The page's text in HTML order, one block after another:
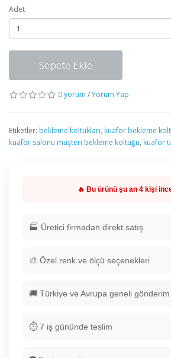
Adet
Sepete Ekle
0 yorum /Yorum Yap
Etiketler: bekleme koltukları, kuaför bekleme
kuaför salonu müşteri bekleme koltuğu, kuaför
🔥 Bu ürünü şu an 4 kişi
🏭 Üretici firmadan direkt satış
🎨 Özel renk ve ölçü seçenekleri
🚚 Türkiye ve Avrupa geneli gönderim
⏱️ 7 iş gününde teslim